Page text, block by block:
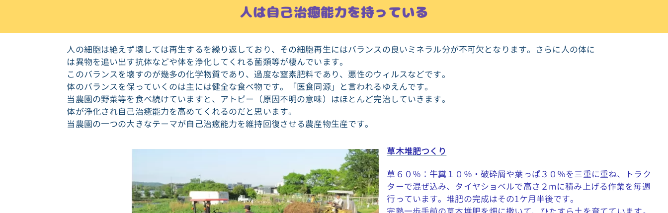
人は自己治癒能力を持っている
人の細胞は絶えず壊しては再生するを繰り返しており、その細胞再生にはバランスの良いミネラル分が不可欠となります。さらに人の体に
は異物を追い出す抗体などや体を浄化してくれる菌類等が棲んでいます。
このバランスを壊すのが幾多の化学物質であり、過度な窒素肥料であり、悪性のウィルスなどです。
体のバランスを保っていくのは主には健全な食べ物です。「医食同源」と言われるゆえんです。
当農園の野菜等を食べ続けていますと、アトピー（原因不明の意味）はほとんど完治していきます。
体が浄化され自己治癒能力を高めてくれるのだと思います。
当農園の一つの大きなテーマが自己治癒能力を維持回復させる農産物生産です。
草木堆肥つくり
草６０％：牛糞１０％・破砕屑や葉っぱ３０％を三重に重ね、トラク
ターで混ぜ込み、タイヤショベルで高さ２mに積み上げる作業を毎週
行っています。堆肥の完成はその1ケ月半後です。